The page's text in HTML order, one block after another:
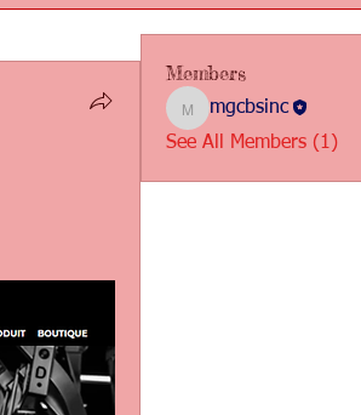
Members
mgcbsinc
mgcbsinc
See All Members (1)